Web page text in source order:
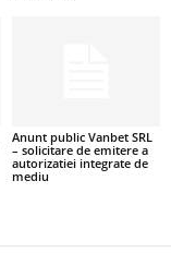
Anunt public Vanbet SRL
– solicitare de emitere a
autorizatiei integrate de
mediu